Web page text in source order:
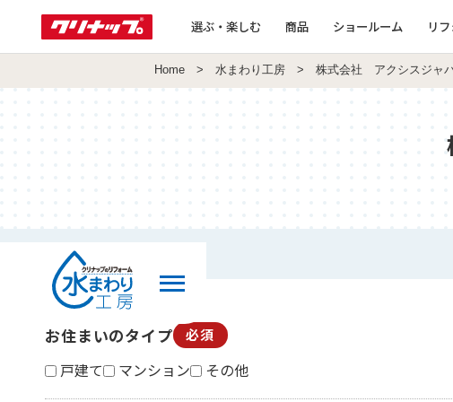
選ぶ・楽しむ 商品 ショールーム リ
Home > 水まわり工房 > 株式会社 アクシスジャ
お住まいのタイプ 必須
戸建て マンション その他